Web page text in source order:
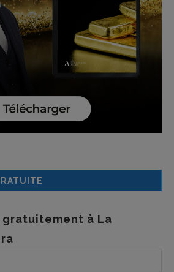
gratuitement à La